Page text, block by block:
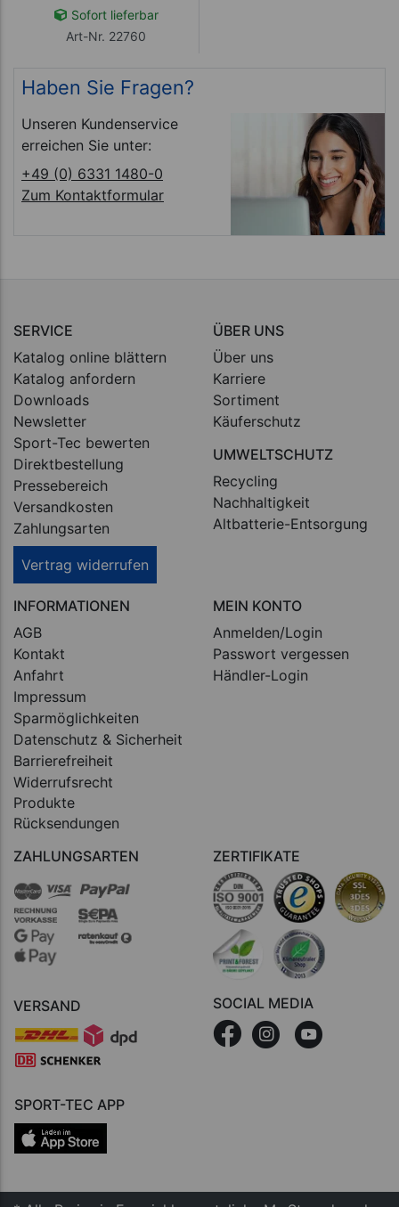
Sofort lieferbar
Art-Nr. 22760
Haben Sie Fragen?
Unseren Kundenservice
erreichen Sie unter:
+49 (0) 6331 1480-0
Zum Kontaktformular
SERVICE
Katalog online blättern
Katalog anfordern
Downloads
Newsletter
Sport-Tec bewerten
Direktbestellung
Pressebereich
Versandkosten
Zahlungsarten
Vertrag widerrufen
ÜBER UNS
Über uns
Karriere
Sortiment
Käuferschutz
UMWELTSCHUTZ
Recycling
Nachhaltigkeit
Altbatterie-Entsorgung
INFORMATIONEN
AGB
Kontakt
Anfahrt
Impressum
Sparmöglichkeiten
Datenschutz & Sicherheit
Barrierefreiheit
Widerrufsrecht
Produkte
Rücksendungen
MEIN KONTO
Anmelden/Login
Passwort vergessen
Händler-Login
ZAHLUNGSARTEN
VERSAND
ZERTIFIKATE
SOCIAL MEDIA
SPORT-TEC APP